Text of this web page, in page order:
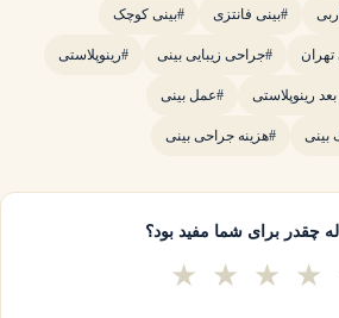
#بینی فانتزی #بینی کوچک
#جراحی زیبایی بینی #رینوپلاستی
رینوپلاستی #عمل بینی
بینی #هزینه جراحی بینی
چقدر برای شما مفید بود؟
★ ★ ★ ★